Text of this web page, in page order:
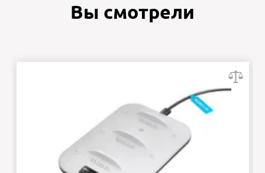
Вы смотрели